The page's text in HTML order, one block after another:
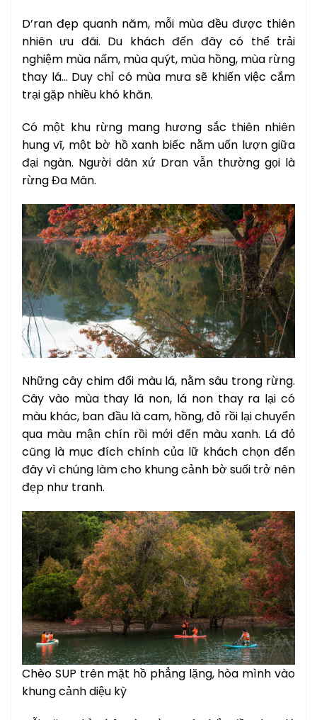
D’ran đẹp quanh năm, mỗi mùa đều được thiên
nhiên ưu đãi. Du khách đến đây có thể trải
nghiệm mùa nấm, mùa quýt, mùa hồng, mùa rừng
thay lá… Duy chỉ có mùa mưa sẽ khiến việc cắm
trại gặp nhiều khó khăn.
Có một khu rừng mang hương sắc thiên nhiên
hung vĩ, một bờ hồ xanh biếc nằm uốn lượn giữa
đại ngàn. Người dân xứ Dran vẫn thường gọi là
rừng Đa Mân.
Những cây chim đổi màu lá, nằm sâu trong rừng.
Cây vào mùa thay lá non, lá non thay ra lại có
màu khác, ban đầu là cam, hồng, đỏ rồi lại chuyển
qua màu mận chín rồi mới đến màu xanh. Lá đỏ
cũng là mục đích chính của lữ khách chọn đến
đây vì chúng làm cho khung cảnh bờ suối trở nên
đẹp như tranh.
Chèo SUP trên mặt hồ phẳng lặng, hòa mình vào
khung cảnh diệu kỳ